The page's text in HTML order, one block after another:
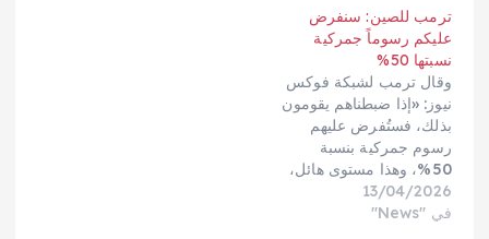
ترمب للصين: سنفرض
عليكم رسوماً جمركية
نسبتها 50%
وقال ترمب لشبكة فوكس
نيوز: «إذا ضبطناهم يقومون
بذلك، فستُفرض عليهم
رسوم جمركية بنسبة
50%، وهذا مستوى هائل،
هائل بالفعل».ومن المقرر
أن يزور الرئيس الأمريكي
13/04/2026
في "News"